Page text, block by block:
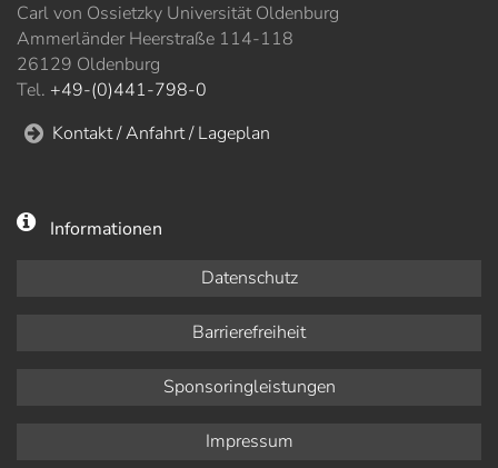
Carl von Ossietzky Universität Oldenburg
Ammerländer Heerstraße 114-118
26129 Oldenburg
Tel. +49-(0)441-798-0
Kontakt / Anfahrt / Lageplan
Informationen
Datenschutz
Barrierefreiheit
Sponsoringleistungen
Impressum